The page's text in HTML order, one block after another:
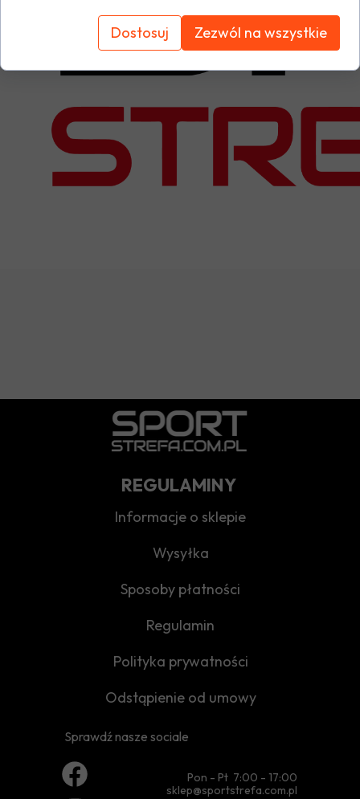
Pon - Pt 7:00 - 17:00
sklep@sportstrefa.com.pl
Sprawdź nasze sociale
REGULAMINY
Odstąpienie od umowy
Polityka prywatności
Regulamin
Sposoby płatności
Wysyłka
Informacje o sklepie
Dostosuj Zezwól na wszystkie